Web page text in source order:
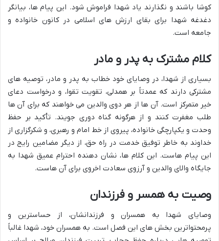
کوشا باشند و نگذارند یاد شهدا فراموش شود. این پیام ها، بیانگر
دغدغه شهدا برای بقای ارزش های اسلامی در کانون خانواده و
جامعه است.
کلام مشترک به پدر و مادر
بسیاری از شهدا، در وصایای خود خطاب به پدر و مادر، توصیه های
مشترکی دارند که عمدتاً بر همدلی، تقویت تقوا، و درخواست دعای
خیر متمرکز است. آن ها از هر دوی والدین می خواهند که برای آن ها
طلب مغفرت کنند و از هرگونه گناه دوری جویند. تأکید بر حفظ
وحدت و یکپارچگی خانواده، پیروی از خط امام و رهبری، و شکرگزاری از
خداوند به خاطر توفیق خدمت در راه حق، از دیگر مضامین رایج در
این پیام هاست. این کلام ها، نشان دهنده احترام عمیق شهدا به
جایگاه والای والدین و آرزوی سعادت اخروی برای آن هاست.
وصیت به همسر و فرزندان
وصایای شهدا به همسران و فرزندانشان، از حساسترین و
پرمحتواترین بخش های این فصل است. به همسران خود، شهدا غالباً